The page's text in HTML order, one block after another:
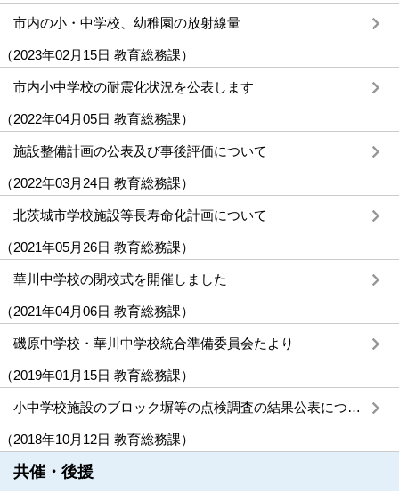
市内の小・中学校、幼稚園の放射線量
（2023年02月15日 教育総務課）
市内小中学校の耐震化状況を公表します
（2022年04月05日 教育総務課）
施設整備計画の公表及び事後評価について
（2022年03月24日 教育総務課）
北茨城市学校施設等長寿命化計画について
（2021年05月26日 教育総務課）
華川中学校の閉校式を開催しました
（2021年04月06日 教育総務課）
磯原中学校・華川中学校統合準備委員会たより
（2019年01月15日 教育総務課）
小中学校施設のブロック塀等の点検調査の結果公表について
（2018年10月12日 教育総務課）
共催・後援